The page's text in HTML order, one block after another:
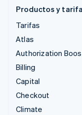
Productos y
Tarifas
Atlas
Authorization
Billing
Capital
Checkout
Climate